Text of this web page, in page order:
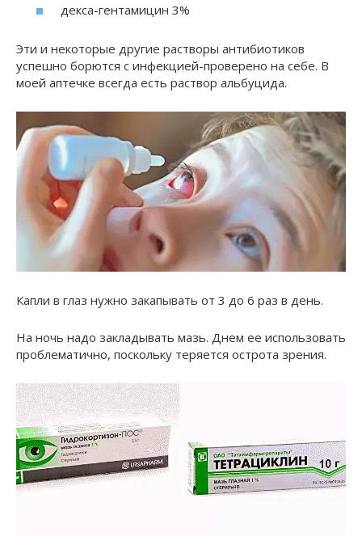
декса-гентамицин 3%
Эти и некоторые другие растворы антибиотиков
успешно борются с инфекцией-проверено на себе. В
моей аптечке всегда есть раствор альбуцида.
Капли в глаз нужно закапывать от 3 до 6 раз в день.
На ночь надо закладывать мазь. Днем ее использовать
проблематично, поскольку теряется острота зрения.